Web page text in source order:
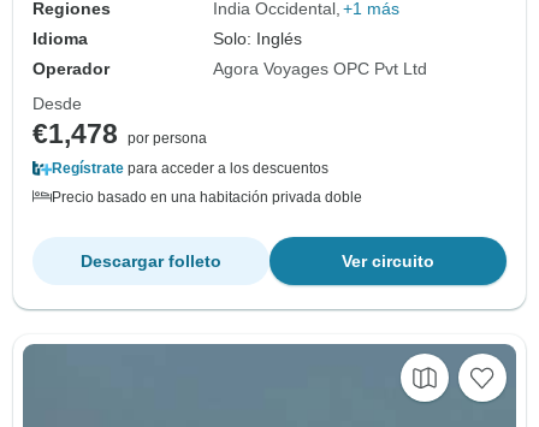
Regiones India Occidental +1 más
Idioma
Solo: Inglés
Operador
Agora Voyages OPC Pvt Ltd
Desde
€1,478
por persona
Regístrate para acceder a los descuentos
Precio basado en una habitación privada doble
Ver circuito
Descargar folleto